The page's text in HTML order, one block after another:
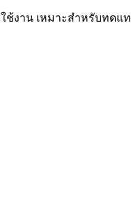
น เหมาะสำหรับทดแท